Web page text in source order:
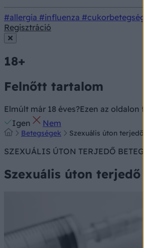
#allergia #influenza #cukorbetegség
Regisztráció
18+
Felnőtt tartalom
Elmúlt már 18 éves?Ezen az oldalon
Igen
Nem
Betegségek Szexuális úton
SZEXUÁLIS ÚTON TERJEDŐ
Szexuális úton terjedő